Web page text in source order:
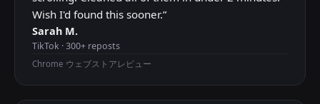
Wish I'd found this sooner.”
Sarah M.
TikTok ·300+ reposts
Chrome ウェブストアレビュー